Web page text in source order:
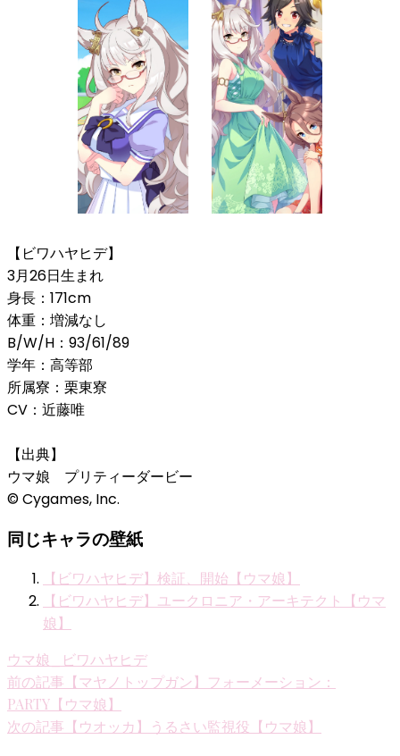
【ビワハヤヒデ】
3月26日生まれ
身長：171cm
体重：増減なし
B/W/H：93/61/89
学年：高等部
所属寮：栗東寮
CV：近藤唯
【出典】
ウマ娘 プリティーダービー
© Cygames, Inc.
同じキャラの壁紙
【ビワハヤヒデ】検証、開始【ウマ娘】
【ビワハヤヒデ】ユークロニア・アーキテクト【ウマ
娘】
ウマ娘_ビワハヤヒデ
投
稿
前の記事 【マヤノトップガン】フォーメーション：
PARTY【ウマ娘】
次の記事 【ウオッカ】うるさい監視役【ウマ娘】